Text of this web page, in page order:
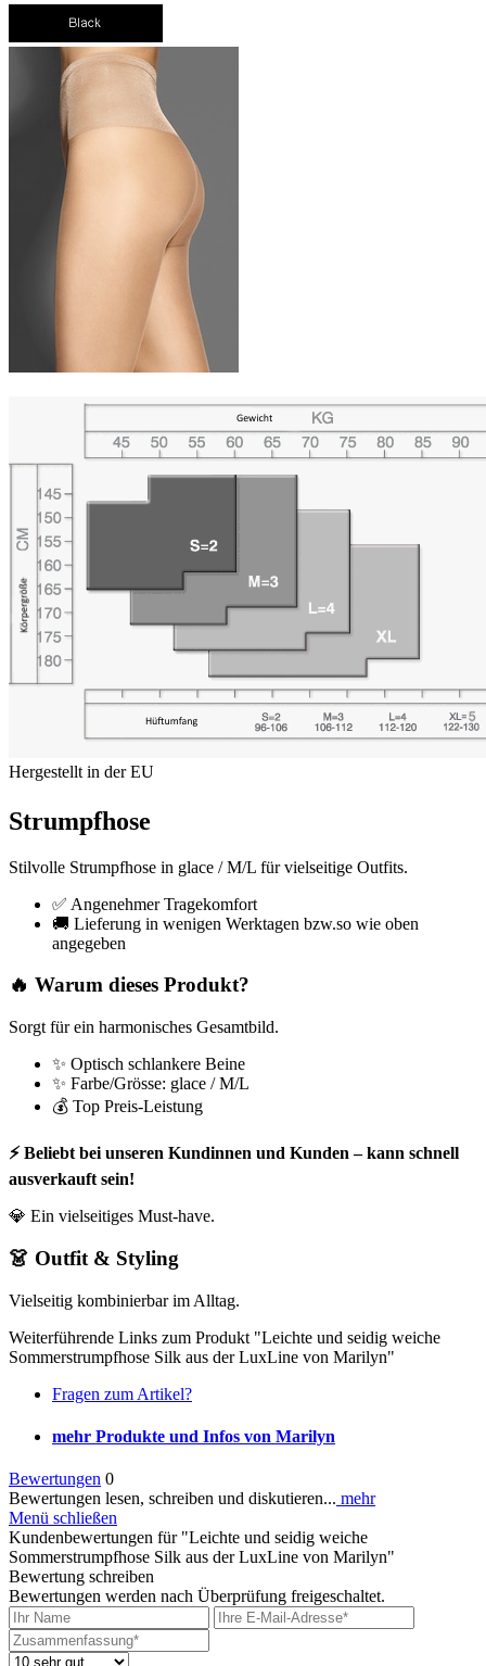
Hergestellt in der EU
Strumpfhose
Stilvolle Strumpfhose in glace / M/L für vielseitige Outfits.
✅ Angenehmer Tragekomfort
🚚 Lieferung in wenigen Werktagen bzw.so wie oben
angegeben
🔥 Warum dieses Produkt?
Sorgt für ein harmonisches Gesamtbild.
✨ Optisch schlankere Beine
✨ Farbe/Grösse: glace / M/L
💰 Top Preis-Leistung
⚡ Beliebt bei unseren Kundinnen und Kunden – kann schnell
ausverkauft sein!
💎 Ein vielseitiges Must-have.
👗 Outfit & Styling
Vielseitig kombinierbar im Alltag.
Weiterführende Links zum Produkt "Leichte und seidig weiche
Sommerstrumpfhose Silk aus der LuxLine von Marilyn"
Fragen zum Artikel?
mehr Produkte und Infos von Marilyn
Bewertungen 0
Bewertungen lesen, schreiben und diskutieren... mehr
Menü schließen
Kundenbewertungen für "Leichte und seidig weiche
Sommerstrumpfhose Silk aus der LuxLine von Marilyn"
Bewertung schreiben
Bewertungen werden nach Überprüfung freigeschaltet.